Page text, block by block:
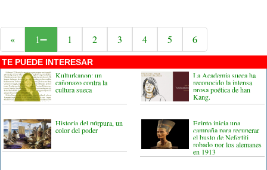
« 1 1 2 3 4 5 6
TE PUEDE INTERESAR
Kulturkanon: un
cañonazo contra la
cultura sueca
La Academia sueca ha
reconocido la intensa
prosa poética de han
Kang.
Historia del púrpura, un
color del poder
Egipto inicia una
campaña para recuperar
el busto de Nefertiti
robado por los alemanes
en 1913